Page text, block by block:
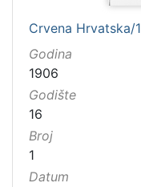
Crvena Hrvatska/1
Godina
1906
Godište
16
Broj
1
Datum